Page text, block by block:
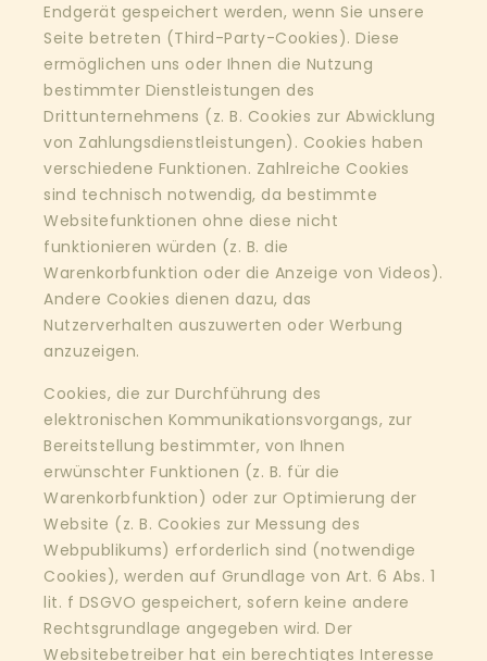
Endgerät gespeichert werden, wenn Sie unsere
Seite betreten (Third-Party-Cookies). Diese
ermöglichen uns oder Ihnen die Nutzung
bestimmter Dienstleistungen des
Drittunternehmens (z. B. Cookies zur Abwicklung
von Zahlungsdienstleistungen). Cookies haben
verschiedene Funktionen. Zahlreiche Cookies
sind technisch notwendig, da bestimmte
Websitefunktionen ohne diese nicht
funktionieren würden (z. B. die
Warenkorbfunktion oder die Anzeige von Videos).
Andere Cookies dienen dazu, das
Nutzerverhalten auszuwerten oder Werbung
anzuzeigen.
Cookies, die zur Durchführung des
elektronischen Kommunikationsvorgangs, zur
Bereitstellung bestimmter, von Ihnen
erwünschter Funktionen (z. B. für die
Warenkorbfunktion) oder zur Optimierung der
Website (z. B. Cookies zur Messung des
Webpublikums) erforderlich sind (notwendige
Cookies), werden auf Grundlage von Art. 6 Abs. 1
lit. f DSGVO gespeichert, sofern keine andere
Rechtsgrundlage angegeben wird. Der
Websitebetreiber hat ein berechtigtes Interesse